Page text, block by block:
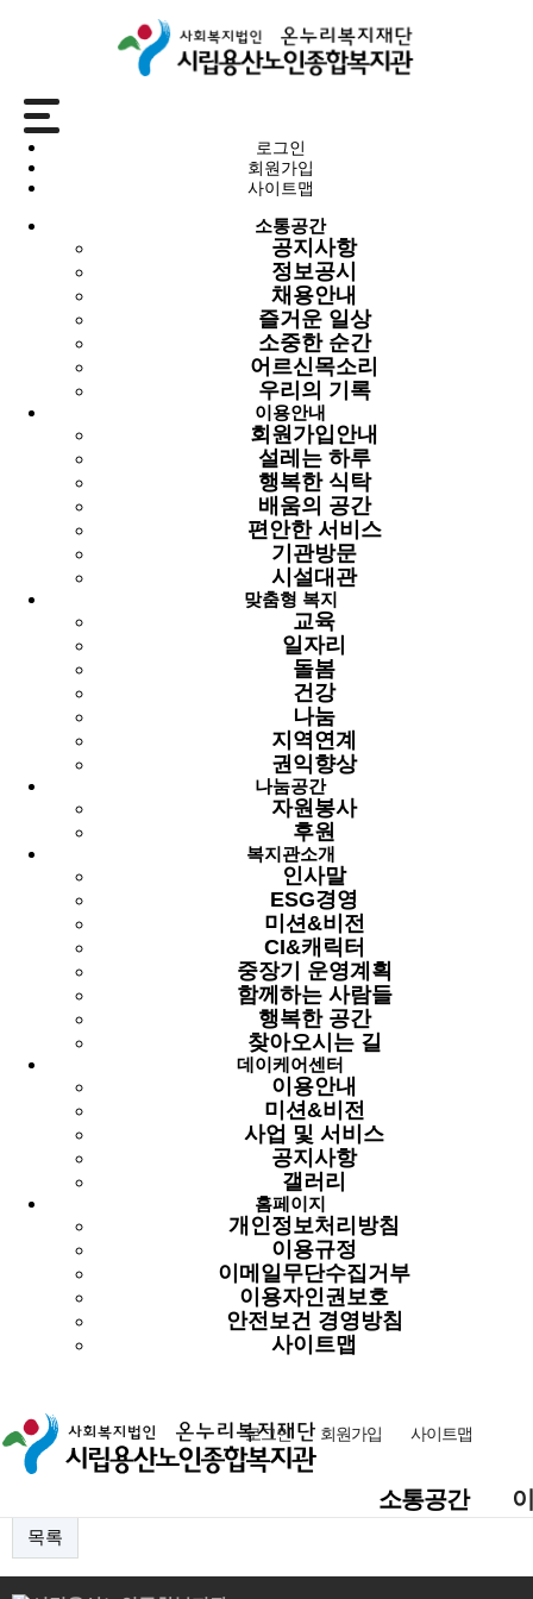
로그인
회원가입
사이트맵
소통공간
공지사항
정보공시
채용안내
즐거운 일상
소중한 순간
어르신목소리
우리의 기록
이용안내
회원가입안내
설레는 하루
행복한 식탁
배움의 공간
편안한 서비스
기관방문
시설대관
맞춤형 복지
교육
일자리
돌봄
건강
나눔
지역연계
권익향상
나눔공간
자원봉사
후원
복지관소개
인사말
ESG경영
미션&비전
CI&캐릭터
중장기 운영계획
함께하는 사람들
행복한 공간
찾아오시는 길
데이케어센터
이용안내
미션&비전
사업 및 서비스
공지사항
갤러리
홈페이지
개인정보처리방침
이용규정
이메일무단수집거부
이용자인권보호
안전보건 경영방침
사이트맵
소통공간
로그인 회원가입 사이트맵
공지사항
[안내] 행복한 소식(2026년 3월 소식)
페이지 정보
작성자 2026-02-27 15:00조회
최고관리자
관련링크
이전글
다음글
본문
겨울을 보내고 따스한 봄을 맞이하는 3월,
부드러운 바람과 함께 새로운 계절의 설렘이 다가옵니다.
점점 포근해지는 햇살처럼
어르신들의 일상에도 활기와 웃음이 가득한 3월이 되길
바랍니다.
새로운 배움과 만남으로 마음을 이어가는 시간 속에서
하루하루가 더욱 풍성해지는 달이 되기를 기대합니다.
2026년 3월
복지관에서는 어르신들의 건강한 생활과 즐거운 참여를 위해
다양하고 의미 있는 프로그램들을 준비했습니다.
새로운 계절의 시작을 함께하며
따뜻한 봄날의 기운을 나누는 3월,
복지관의 소식과 함께 생기 넘치는 시간을 이어가 주세요.
이전글
목록